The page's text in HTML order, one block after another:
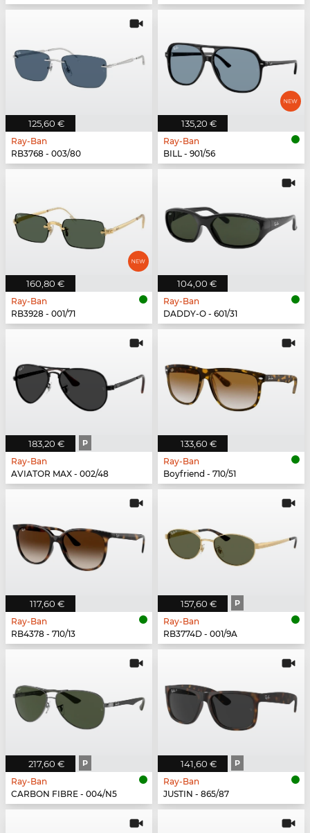
125,60 €
Ray-Ban
RB3768 - 003/80
135,20 €
Ray-Ban
BILL - 901/56
160,80 €
Ray-Ban
RB3928 - 001/71
104,00 €
Ray-Ban
DADDY-O - 601/31
183,20 € P
Ray-Ban
AVIATOR MAX - 002/48
133,60 €
Ray-Ban
Boyfriend - 710/51
117,60 €
Ray-Ban
RB4378 - 710/13
157,60 € P
Ray-Ban
RB3774D - 001/9A
217,60 € P
Ray-Ban
CARBON FIBRE - 004/N5
141,60 € P
Ray-Ban
JUSTIN - 865/87